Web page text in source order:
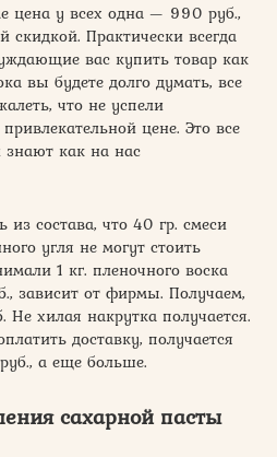
цена у всех одна — 990 руб.,
скидкой. Практически всегда
вас купить товар как
вы будете долго думать, все
что не успели
цене. Это все
знают как на нас
состава, что 40 гр. смеси
угля не могут стоить
1 кг. пленочного воска
зависит от фирмы. Получаем,
Не хилая накрутка получается.
доставку, получается
а еще больше.
сахарной пасты